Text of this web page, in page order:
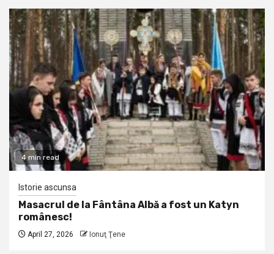
4 min read
Istorie ascunsa
Masacrul de la Fântâna Albă a fost un Katyn
românesc!
April 27, 2026 Ionuţ Ţene